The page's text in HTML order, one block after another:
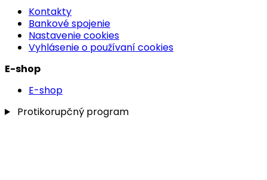
Kontakty
Bankové spojenie
Nastavenie cookies
Vyhlásenie o používaní cookies
E-shop
E-shop
Protikorupčný program